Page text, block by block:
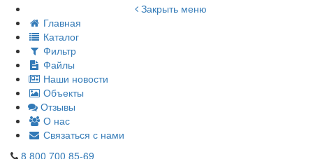
Закрыть меню
Главная
Каталог
Фильтр
Файлы
Наши новости
Объекты
Отзывы
О нас
Связаться с нами
8 800 700 85-69